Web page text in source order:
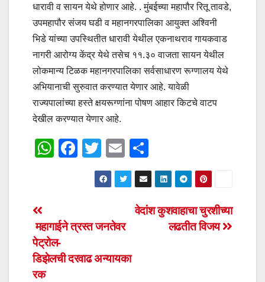
धारावी व सायन येथे होणार आहे. . मुंबईच्‍या महापौर रितू तावडे,
उपमहापौर संजय घडी व महानगरपालिका आयुक्त अश्विनी
भिडे यांच्या उपस्थितीत धारावी येथील एकनाथराव गायकवाड
नागरी आरोग्‍य केंद्र येथे तसेच ११.३० वाजता सायन येथील
लोकमान्‍य टिळक महानगरपालिका सर्वसाधारण रूग्‍णालय येथे
अभियानाची सुरुवात करण्‍यात येणार आहे. यावेळी
राज्यपालांच्या हस्‍ते क्षयरूग्‍णांना पोषण आहार किटचे वाटप
देखील करण्‍यात येणार आहे.
W
A
p
p
F
b
o
T
wi
tt
E
m
ail
h
ar
e
Post
navigation
वेदांश कुशवाहाचा चुरशीच्या
लढतीत विजय
महागाईने त्रस्त जनतेवर
पेट्रोल-
डिझेलची दरवाढ अन्यायका
रक